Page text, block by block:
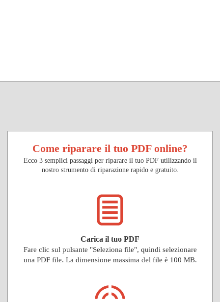
Come riparare il tuo PDF online?
Ecco 3 semplici passaggi per riparare il tuo PDF utilizzando il
nostro strumento di riparazione rapido e gratuito.
Carica il tuo PDF
Fare clic sul pulsante "Seleziona file", quindi selezionare
una PDF file. La dimensione massima del file è 100 MB.